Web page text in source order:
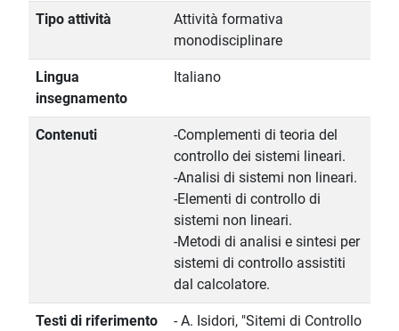
Tipo attività
Attività formativa
monodisciplinare
Lingua
insegnamento
Italiano
Contenuti
-Complementi di teoria del
controllo dei sistemi lineari.
-Analisi di sistemi non lineari.
-Elementi di controllo di
sistemi non lineari.
-Metodi di analisi e sintesi per
sistemi di controllo assistiti
dal calcolatore.
Testi di riferimento
- A. Isidori, "Sitemi di Controllo